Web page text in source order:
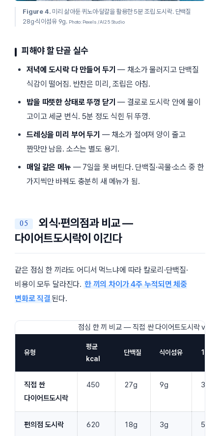
Figure 4. 미리 삶아둔 퀴노아·달걀을 활용한 5분 조립 도시락. 단백질
28g·식이섬유 9g. Photo: Pexels / AI25 Studio
피해야 할 단골 실수
저녁에 도시락 다 만들어 두기 — 채소가 물러지고 단백질
식감이 떨어짐. 반찬은 미리, 조립은 아침.
밥을 따뜻한 상태로 뚜껑 닫기 — 결로로 도시락 안에 물이
고이고 세균 번식. 5분 정도 식힌 뒤 뚜껑.
드레싱을 미리 부어 두기 — 채소가 절여져 양이 줄고
짠맛만 남음. 소스는 별도 용기.
매일 같은 메뉴 — 7일을 못 버틴다. 단백질·곡물·소스 중 한
가지씩만 바꿔도 충분히 새 메뉴가 됨.
외식·편의점과 비교 —
다이어트도시락이 이긴다
같은 점심 한 끼라도 어디서 먹느냐에 따라 칼로리·단백질·
비용이 모두 달라진다. 한 끼의 차이가 4주 누적되면 체중
변화로 직결 된다.
점심 한 끼 비교 — 직접 싼 다이어트도시락 vs 외
유형
평균
kcal
단백질 식이섬유 1끼 비
직접 싼
다이어트도시락
450 27g 9g
편의점 도시락 620 18g 3g